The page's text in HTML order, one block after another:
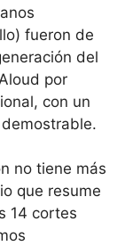
fueron de
del
por
con un
no tiene más
que resume
14 cortes